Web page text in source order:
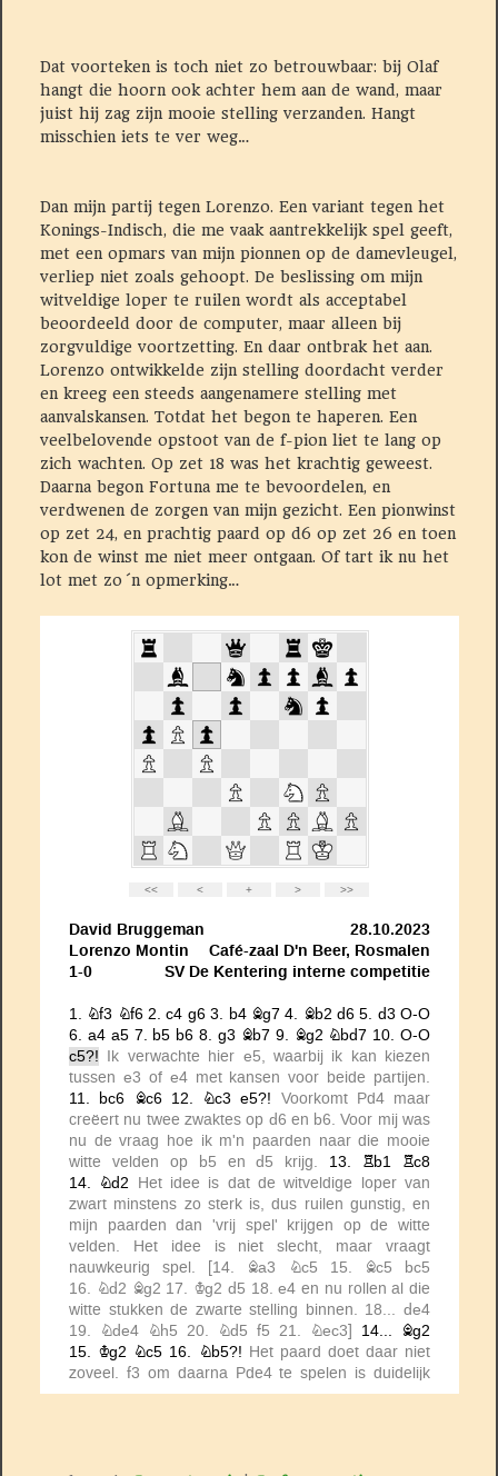
Dat voorteken is toch niet zo betrouwbaar: bij Olaf
hangt die hoorn ook achter hem aan de wand, maar
juist hij zag zijn mooie stelling verzanden. Hangt
misschien iets te ver weg…
Dan mijn partij tegen Lorenzo. Een variant tegen het
Konings-Indisch, die me vaak aantrekkelijk spel geeft,
met een opmars van mijn pionnen op de damevleugel,
verliep niet zoals gehoopt. De beslissing om mijn
witveldige loper te ruilen wordt als acceptabel
beoordeeld door de computer, maar alleen bij
zorgvuldige voortzetting. En daar ontbrak het aan.
Lorenzo ontwikkelde zijn stelling doordacht verder
en kreeg een steeds aangenamere stelling met
aanvalskansen. Totdat het begon te haperen. Een
veelbelovende opstoot van de f-pion liet te lang op
zich wachten. Op zet 18 was het krachtig geweest.
Daarna begon Fortuna me te bevoordelen, en
verdwenen de zorgen van mijn gezicht. Een pionwinst
op zet 24, en prachtig paard op d6 op zet 26 en toen
kon de winst me niet meer ontgaan. Of tart ik nu het
lot met zo´n opmerking…